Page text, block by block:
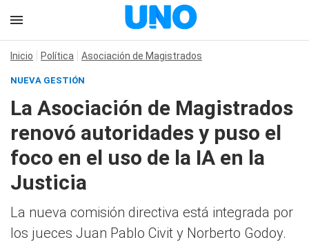
Inicio Política Asociación de Magistrados
NUEVA GESTIÓN
La Asociación de Magistrados
renovó autoridades y puso el
foco en el uso de la IA en la
Justicia
La nueva comisión directiva está integrada por
los jueces Juan Pablo Civit y Norberto Godoy.